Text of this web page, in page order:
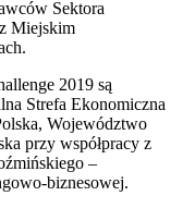
Sektora
Miejskim
2019 są
Strefa Ekonomiczna
Województwo
przy współpracy z
–
biznesowej.